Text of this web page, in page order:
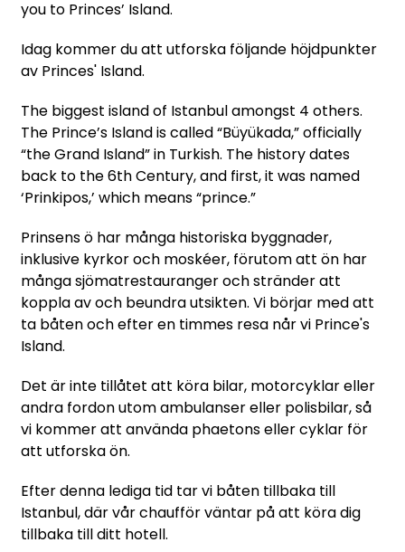
you to Princes’ Island.
Idag kommer du att utforska följande höjdpunkter
av Princes' Island.
The biggest island of Istanbul amongst 4 others.
The Prince’s Island is called “Büyükada,” officially
“the Grand Island” in Turkish. The history dates
back to the 6th Century, and first, it was named
‘Prinkipos,’ which means “prince.”
Prinsens ö har många historiska byggnader,
inklusive kyrkor och moskéer, förutom att ön har
många sjömatrestauranger och stränder att
koppla av och beundra utsikten. Vi börjar med att
ta båten och efter en timmes resa når vi Prince's
Island.
Det är inte tillåtet att köra bilar, motorcyklar eller
andra fordon utom ambulanser eller polisbilar, så
vi kommer att använda phaetons eller cyklar för
att utforska ön.
Efter denna lediga tid tar vi båten tillbaka till
Istanbul, där vår chaufför väntar på att köra dig
tillbaka till ditt hotell.